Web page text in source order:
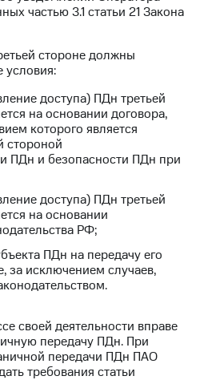
частью 3.1 статьи 21 Закона
стороне должны
доступа) ПДн третьей
на основании договора,
которого является
стороной
ПДн и безопасности ПДн при
доступа) ПДн третьей
на основании
РФ;
ПДн на передачу его
за исключением случаев,
своей деятельности вправе
передачу ПДн. При
передачи ПДн ПАО
требования статьи